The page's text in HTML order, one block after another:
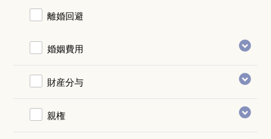
離婚回避
婚姻費用
財産分与
親権